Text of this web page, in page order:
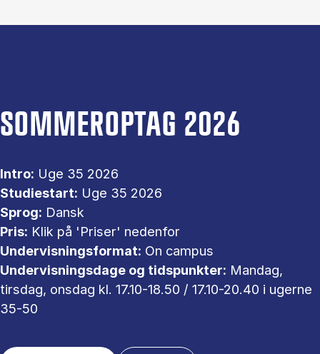
SOMMEROPTAG 2026
Intro: Uge 35 2026
Studiestart: Uge 35 2026
Sprog: Dansk
Pris: Klik på 'Priser' nedenfor
Undervisningsformat: On campus
Undervisningsdage og tidspunkter: Mandag,
tirsdag, onsdag kl. 17.10-18.50 / 17.10-20.40 i ugerne
35-50